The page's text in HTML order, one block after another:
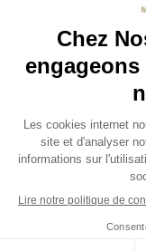
Je postule